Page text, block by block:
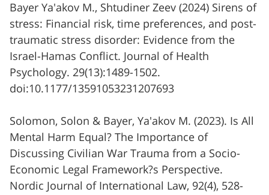
Bayer Ya'akov M., Shtudiner Zeev (2024) Sirens of
stress: Financial risk, time preferences, and post-
traumatic stress disorder: Evidence from the
Israel-Hamas Conflict. Journal of Health
Psychology. 29(13):1489-1502.
doi:10.1177/13591053231207693
Solomon, Solon & Bayer, Ya'akov M. (2023). Is All
Mental Harm Equal? The Importance of
Discussing Civilian War Trauma from a Socio-
Economic Legal Framework?s Perspective.
Nordic Journal of International Law, 92(4), 528-